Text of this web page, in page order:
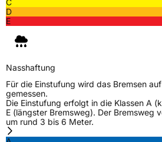
C
D
E
Nasshaftung
Für die Einstufung wird das Bremsen
gemessen.
Die Einstufung erfolgt in die Klassen A
E (längster Bremsweg). Der Bremsweg
um rund 3 bis 6 Meter.